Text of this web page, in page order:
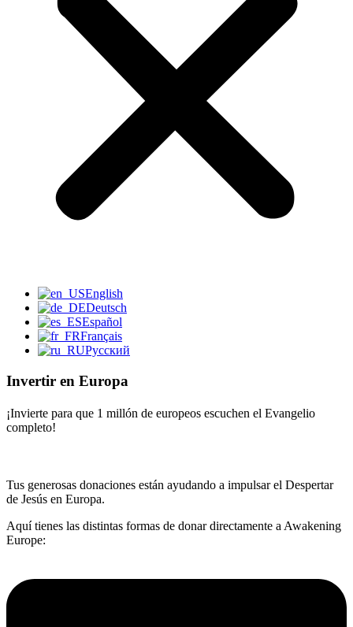
English
Deutsch
Español
Français
Русский
Invertir en Europa
¡Invierte para que 1 millón de europeos escuchen el Evangelio
completo!
Tus generosas donaciones están ayudando a impulsar el Despertar
de Jesús en Europa.
Aquí tienes las distintas formas de donar directamente a Awakening
Europe: